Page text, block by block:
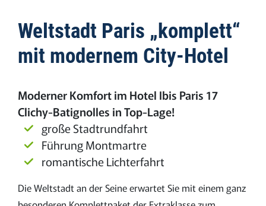
Weltstadt Paris „komplett“
mit modernem City-Hotel
Moderner Komfort im Hotel Ibis Paris 17
Clichy-Batignolles in Top-Lage!
große Stadtrundfahrt
Führung Montmartre
romantische Lichterfahrt
Die Weltstadt an der Seine erwartet Sie mit einem ganz